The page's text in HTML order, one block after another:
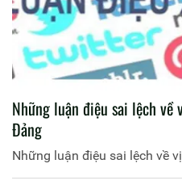
Những luận điệu sai lệch
Đảng
Những luận điệu sai lệch về